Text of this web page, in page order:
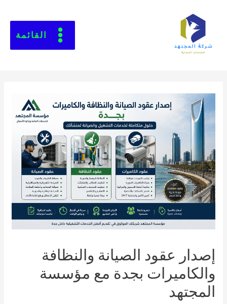
القائمة
إصدار عقود الصيانة والنظافة
والكاميرات بجدة مع مؤسسة
المجتهد